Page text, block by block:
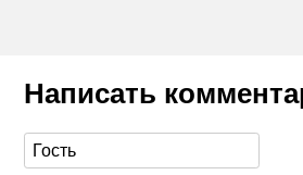
Написать